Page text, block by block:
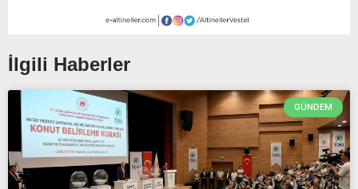
İlgili Haberler
GÜNDEM